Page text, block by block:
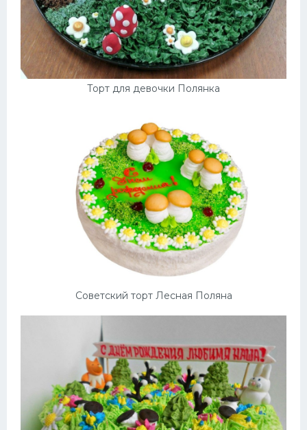
Торт для девочки Полянка
Советский торт Лесная Поляна